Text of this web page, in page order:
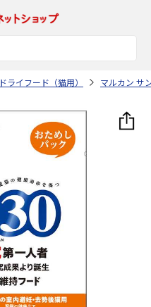
ドライフード（猫用） マルカン サ